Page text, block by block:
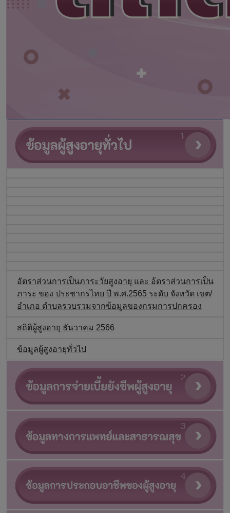
อัตราส่วนการเป็นภาระวัยสูงอายุ และ อ้ตราส่วนการเป็น
ภาระ ของ ประชากรไทย ปี พ.ศ.2565 ระดับ จังหวัด เขต/
อำเภอ ตำบลรวบรวมจากข้อมูลของกรมการปกครอง
สถิติผู้สูงอายุ ธันวาคม 2566
ข้อมูลผู้สูงอายุทั่วไป